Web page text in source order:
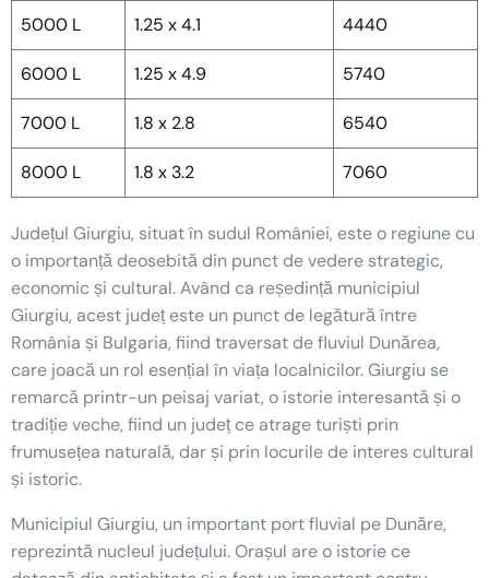
5000 L 1.25 x 4.1 4440
6000 L 1.25 x 4.9 5740
7000 L 1.8 x 2.8 6540
8000 L 1.8 x 3.2 7060
Județul Giurgiu, situat în sudul României, este o regiune cu
o importanță deosebită din punct de vedere strategic,
economic și cultural. Având ca reședință municipiul
Giurgiu, acest județ este un punct de legătură între
România și Bulgaria, fiind traversat de fluviul Dunărea,
care joacă un rol esențial în viața localnicilor. Giurgiu se
remarcă printr-un peisaj variat, o istorie interesantă și o
tradiție veche, fiind un județ ce atrage turiști prin
frumusețea naturală, dar și prin locurile de interes cultural
și istoric.
Municipiul Giurgiu, un important port fluvial pe Dunăre,
reprezintă nucleul județului. Orașul are o istorie ce